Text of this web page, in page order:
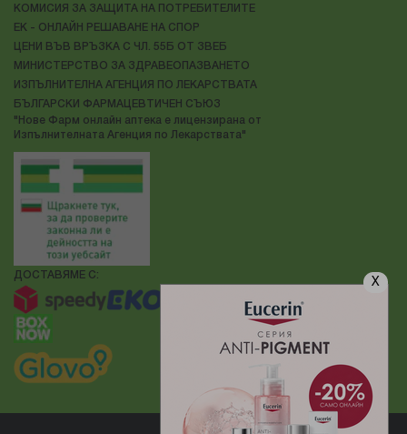
X
КОМИСИЯ ЗА ЗАЩИТА НА ПОТРЕБИТЕЛИТЕ
ЕК - ОНЛАЙН РЕШАВАНЕ НА СПОР
ЦЕНИ ВЪВ ВРЪЗКА С ЧЛ. 55Б ОТ ЗВЕБ
МИНИСТЕРСТВО ЗА ЗДРАВЕОПАЗВАНЕТО
ИЗПЪЛНИТЕЛНА АГЕНЦИЯ ПО ЛЕКАРСТВАТА
БЪЛГАРСКИ ФАРМАЦЕВТИЧЕН СЪЮЗ
"Нове Фарм онлайн аптека е лицензирана от
Изпълнителната Агенция по Лекарствата"
ДОСТАВЯМЕ С: